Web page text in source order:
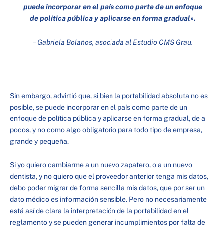
puede incorporar en el país como parte de un enfoque
de política pública y aplicarse en forma gradual».
– Gabriela Bolaños, asociada al Estudio CMS Grau.
Sin embargo, advirtió que, si bien la portabilidad absoluta no es
posible, se puede incorporar en el país como parte de un
enfoque de política pública y aplicarse en forma gradual, de a
pocos, y no como algo obligatorio para todo tipo de empresa,
grande y pequeña.
Si yo quiero cambiarme a un nuevo zapatero, o a un nuevo
dentista, y no quiero que el proveedor anterior tenga mis datos,
debo poder migrar de forma sencilla mis datos, que por ser un
dato médico es información sensible. Pero no necesariamente
está así de clara la interpretación de la portabilidad en el
reglamento y se pueden generar incumplimientos por falta de